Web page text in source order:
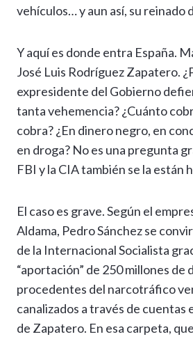
vehículos… y aun así, su reinado
Y aquí es donde entra España.
José Luis Rodríguez Zapatero.
expresidente del Gobierno
tanta vehemencia? ¿Cuánto
cobra? ¿En dinero negro, en
en droga? No es una pregunta
FBI y la CIA también se la están
El caso es grave. Según el
Aldama, Pedro Sánchez se
de la Internacional Socialista
“aportación” de 250 millones de
procedentes del narcotráfico
canalizados a través de cuentas
de Zapatero. En esa carpeta,